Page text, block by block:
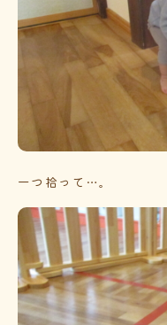
一つ拾って…。